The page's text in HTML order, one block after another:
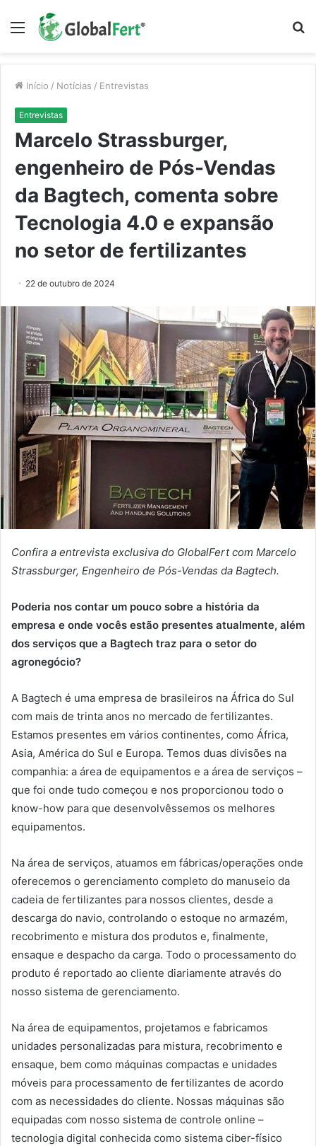
Menu
Início / Notícias / Entrevistas
Entrevistas
Marcelo Strassburger,
engenheiro de Pós-Vendas
da Bagtech, comenta sobre
Tecnologia 4.0 e expansão
no setor de fertilizantes
22 de outubro de 2024
Confira a entrevista exclusiva do GlobalFert com Marcelo
Strassburger, Engenheiro de Pós-Vendas da Bagtech.
Poderia nos contar um pouco sobre a história da
empresa e onde vocês estão presentes atualmente, além
dos serviços que a Bagtech traz para o setor do
agronegócio?
A Bagtech é uma empresa de brasileiros na África do Sul
com mais de trinta anos no mercado de fertilizantes.
Estamos presentes em vários continentes, como África,
Asia, América do Sul e Europa. Temos duas divisões na
companhia: a área de equipamentos e a área de serviços –
que foi onde tudo começou e nos proporcionou todo o
know-how para que desenvolvêssemos os melhores
equipamentos.
Na área de serviços, atuamos em fábricas/operações onde
oferecemos o gerenciamento completo do manuseio da
cadeia de fertilizantes para nossos clientes, desde a
descarga do navio, controlando o estoque no armazém,
recobrimento e mistura dos produtos e, finalmente,
ensaque e despacho da carga. Todo o processamento do
produto é reportado ao cliente diariamente através do
nosso sistema de gerenciamento.
Na área de equipamentos, projetamos e fabricamos
unidades personalizadas para mistura, recobrimento e
ensaque, bem como máquinas compactas e unidades
móveis para processamento de fertilizantes de acordo
com as necessidades do cliente. Nossas máquinas são
equipadas com nosso sistema de controle online –
tecnologia digital conhecida como sistema ciber-físico